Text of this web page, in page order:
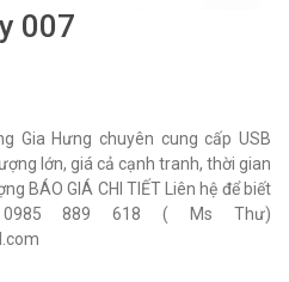
007
Gia Hưng chuyên cung cấp USB
lớn, giá cả cạnh tranh, thời gian
BÁO GIÁ CHI TIẾT Liên hệ để biết
889 618 ( Ms Thư)